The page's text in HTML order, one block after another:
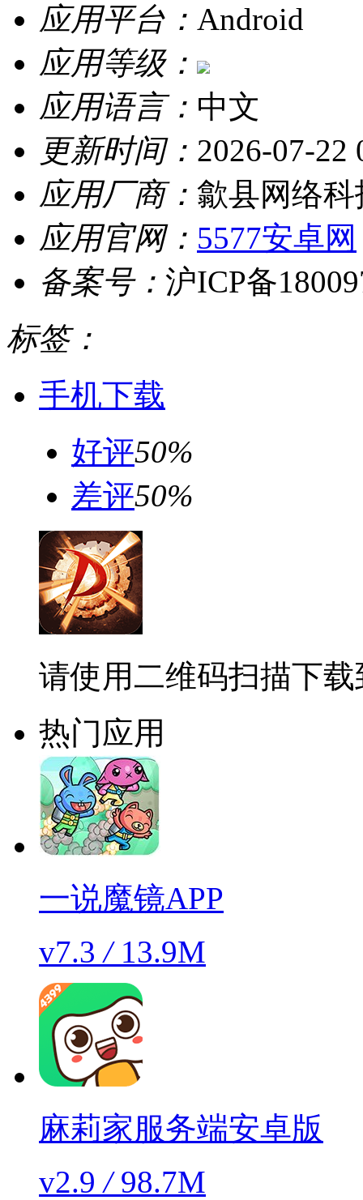
应用平台： Android
应用等级：
应用语言： 中文
更新时间： 2026-07-22
应用厂商： 歙县网络
应用官网： 5577安卓网
备案号： 沪ICP备
标签：
手机下载
好评50%
差评50%
请使用二维码扫描下
热门应用
一说魔镜APP
v7.3/13.9M
麻莉家服务端安卓版
v2.9/98.7M